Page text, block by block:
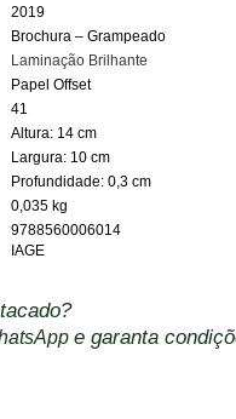
2019
Brochura – Grampeado
Laminação Brilhante
Papel Offset
41
Altura: 14 cm
Largura: 10 cm
Profundidade: 0,3 cm
0,035 kg
9788560006014
IAGE
e garanta